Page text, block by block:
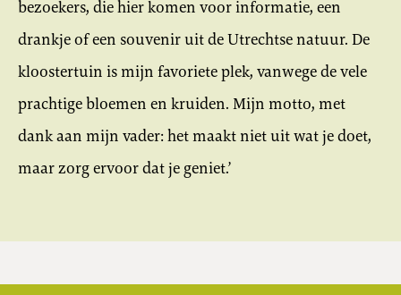
bezoekers, die hier komen voor informatie, een
drankje of een souvenir uit de Utrechtse natuur. De
kloostertuin is mijn favoriete plek, vanwege de vele
prachtige bloemen en kruiden. Mijn motto, met
dank aan mijn vader: het maakt niet uit wat je doet,
maar zorg ervoor dat je geniet.’